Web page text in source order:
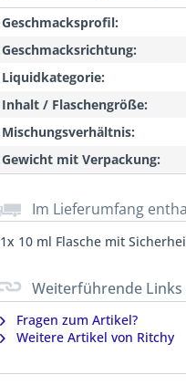
Geschmacksprofil:
Geschmacksrichtung:
Liquidkategorie:
Inhalt / Flaschengröße:
Mischungsverhältnis:
Gewicht mit Verpackung:
Im Lieferumfang
1x 10 ml Flasche mit
Weiterführende Links
Fragen zum Artikel?
Weitere Artikel von Ritchy